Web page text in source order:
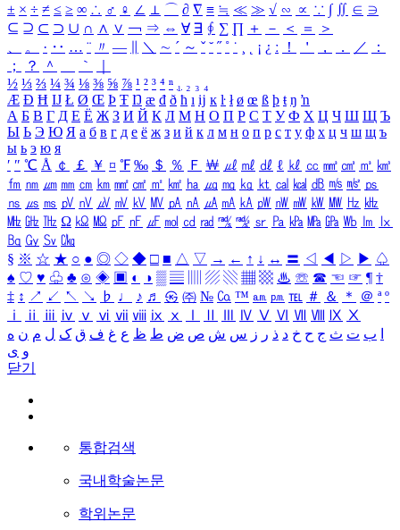
± × ÷ ≠ ≤ ≥ ∞ ∴ ♂ ♀ ∠ ⊥ ⌒ ∂ ∇ ≡ ≒ ≪ ≫ √ ∽ ∝ ∵ ∫ ∬ ∈ ∋
⊆ ⊇ ⊂ ⊃ ∪ ∩ ∧ ∨ ￢ ⇒ ⇔ ∀ ∃ ∮ ∑ ∏ ＋ － ＜ ＝
＞
、
。 · ‥ … ¨ 〃 ― ＼ ∼ ´ ～ ˇ ˘ ˝ ˚ ˙ ¸ ¡ ¿ ː ！ ＇ ， ． ／
：
；
？ ＾ ｀
½ ⅓ ⅔ ¼ ¾ ⅛ ⅜ ⅝ ⅞ ¹ ² ³ ⁴ ⁿ ₁ ₂ ₃ ₄
Æ Ð Ħ Ĳ Ł Ø Œ Þ Ŧ Ŋ æ đ ð ħ ı ĳ ĸ ŀ ł ø œ ß þ ŧ ŋ ŉ
А Б В Г Д Е Ё Ж З И Й К Л М Н О П Р С Т У Ф Х Ц Ч Ш Щ Ъ
Ы Ь Э Ю Я а б в г д е ё ж з и й к л м н о п р с т у ф х ц ч ш щ ъ
ы ь э ю я
′ ″ ℃ Å ￠ ￡ ￥ ¤ ℉ ‰ ＄ ％ Ｆ ￦ ㎕ ㎖ ㎗ ℓ ㎘ ㏄ ㎣ ㎤ ㎥ ㎦
㎙ ㎚ ㎛ ㎜ ㎝ ㎞ ㎟ ㎠ ㎡ ㎢ ㏊ ㎍ ㎎ ㎏ ㏏ ㎈ ㎉ ㏈ ㎧ ㎨ ㎰
㎱ ㎲ ㎳ ㎴ ㎵ ㎶ ㎷ ㎸ ㎹ ㎀ ㎁ ㎂ ㎃ ㎄ ㎺ ㎻ ㎽ ㎾ ㎿ ㎐ ㎑
㎒ ㎓ ㎔ Ω ㏀ ㏁ ㎊ ㎋ ㎌ ㏖ ㏅ ㎭ ㎮ ㎯ ㏛ ㎩ ㎪ ㎫ ㎬ ㏝ ㏐
㏓
㏃ ㏉ ㏜ ㏆
§ ※ ☆ ★ ○ ● ◎ ◇ ◆ □ ■ △ ▽ → ← ↑ ↓ ↔ 〓 ◁ ◀ ▷ ▶ ♤
♠ ♡ ♥ ♧ ♣ ⊙ ◈ ▣ ◐ ◑ ▒ ▤ ▨ ▧ ▦ ▩ ♨ ☏ ☎ ☜ ☞ ¶ †
‡ ↕ ↗ ↙ ↖ ↘ ♭ ♩ ♪ ♬ ㉿ ㈜ № ㏇ ™ ㏂ ㏘ ℡ ＃ ＆ ＊ ＠ ª º
ⅰ
ⅱ ⅲ ⅳ ⅴ ⅵ ⅶ ⅷ ⅸ ⅹ Ⅳ Ⅴ Ⅵ Ⅶ Ⅷ Ⅸ Ⅹ
ب ت ث ج ح خ د ذ ر ز س ش ص ض ط ظ ع غ ف ق ک ل م ن ه
و ی
닫기
통합검색
국내학술논문
학위논문